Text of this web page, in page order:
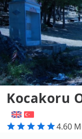
Kocakoru
4.60